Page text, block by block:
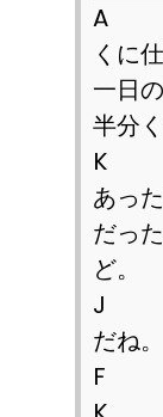
A昔
くに
一日
半分
K昔
あっ
だっ
ど。
J お
だね。
F 高